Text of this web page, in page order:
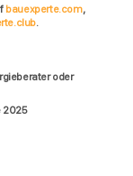
bauexperte.com,
.
oder
2025